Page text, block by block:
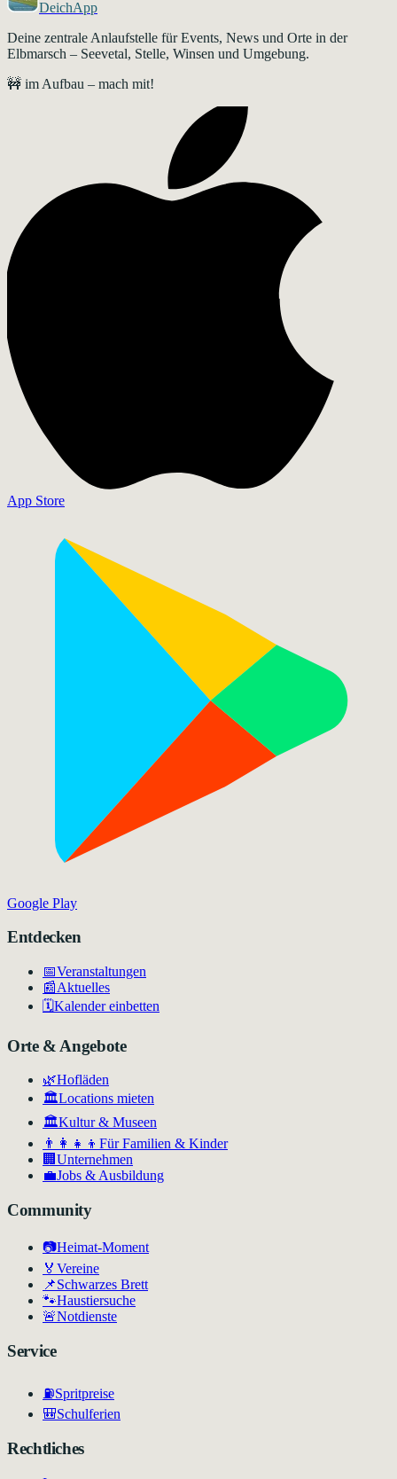
DeichApp
Deine zentrale Anlaufstelle für Events, News und Orte in der
Elbmarsch – Seevetal, Stelle, Winsen und Umgebung.
🚧 im Aufbau – mach mit!
App Store
Google Play
Entdecken
📅Veranstaltungen
📰Aktuelles
🗓️Kalender einbetten
Orte & Angebote
🌿Hofläden
🏛️Locations mieten
🏛Kultur & Museen
👨‍👩‍👧‍👦 Für Familien & Kinder
🏢 Unternehmen
💼Jobs & Ausbildung
Community
📷Heimat-Moment
🏅 Vereine
📌Schwarzes Brett
🐾Haustiersuche
🚨Notdienste
Service
⛽Spritpreise
🎒Schulferien
Rechtliches